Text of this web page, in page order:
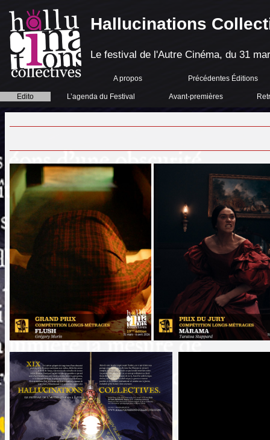
Hallucinations
Le festival de l'Autre Cinéma, du 31
A propos Précédentes Éditions
Edito L’agenda du Festival Avant-premières